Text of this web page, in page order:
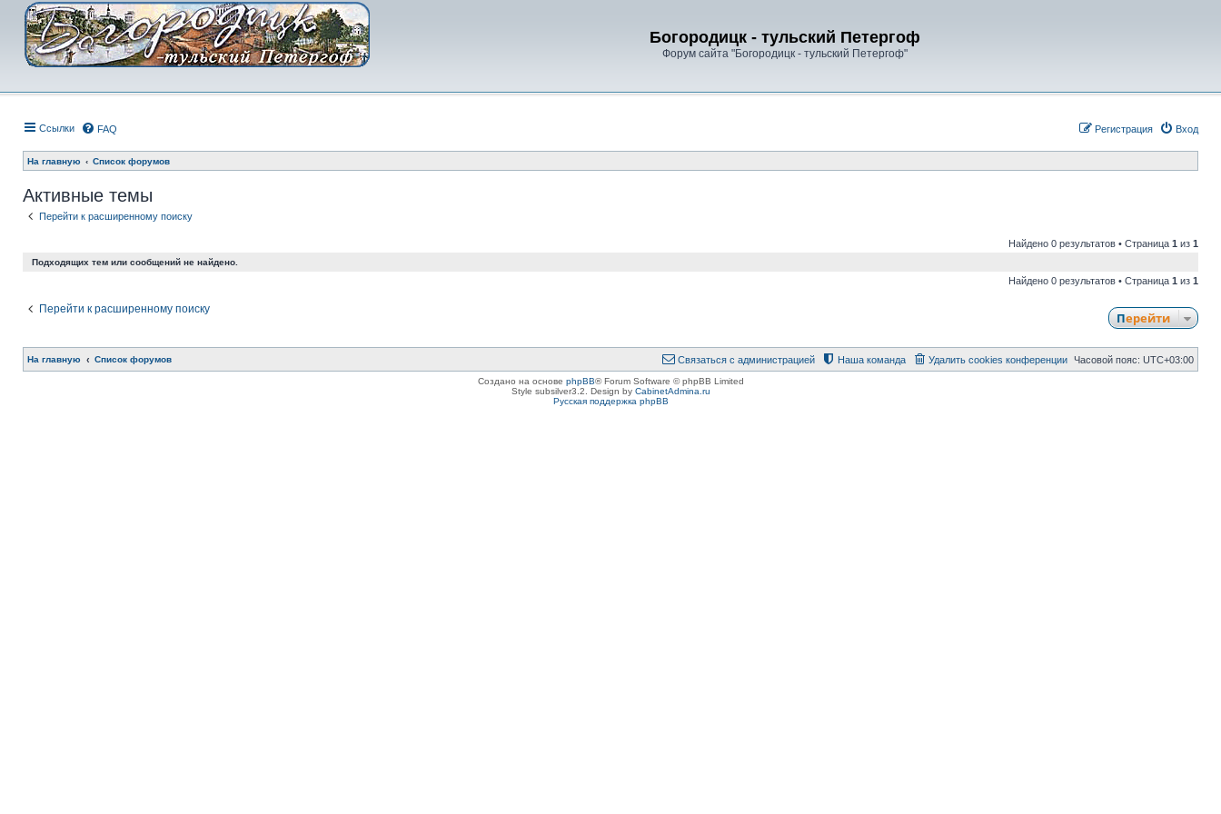
Богородицк - тульский Петергоф
Форум сайта "Богородицк - тульский Петергоф"
Ссылки FAQ Вход
Регистрация
На главную Список форумов
Активные темы
Перейти к расширенному поиску
Найдено 0 результатов • Страница 1 из 1
Подходящих тем или сообщений не найдено.
Найдено 0 результатов • Страница 1 из 1
Перейти к расширенному поиску
Перейти
На главную Список форумов Часовой пояс: UTC+03:00
Удалить cookies конференции
Наша команда
Связаться с администрацией
Создано на основе phpBB® Forum Software © phpBB Limited
Style subsilver3.2. Design by CabinetAdmina.ru
Русская поддержка phpBB